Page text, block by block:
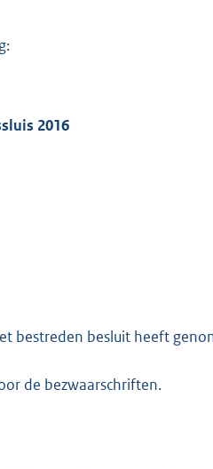
2016
bestreden besluit heeft
de bezwaarschriften.